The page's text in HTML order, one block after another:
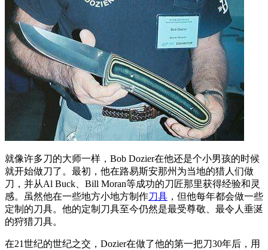
就像许多刀的大师一样，Bob Dozier在他还是个小男孩的时候
就开始做刀了。最初，他在路易斯安那州为当地的猎人们做
刀，并从Al Buck、Bill Moran等成功的刀匠那里获得经验和灵
感。虽然他在一些地方小地方制作刀具 ，但他每年都会做一些
定制的刀具。他的定制刀具至今仍然是最受尊敬、最令人垂涎
的狩猎刀具。
在21世纪的世纪之交，Dozier在做了他的第一把刀30年后，用